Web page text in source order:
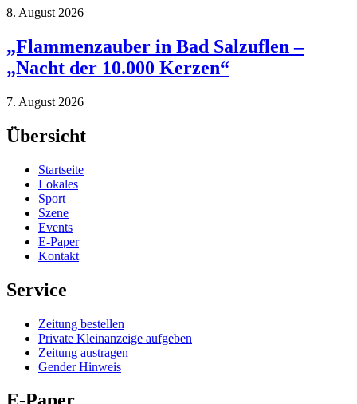
8. August 2026
„Flammenzauber in Bad Salzuflen –
„Nacht der 10.000 Kerzen“
7. August 2026
Übersicht
Startseite
Lokales
Sport
Szene
Events
E-Paper
Kontakt
Service
Zeitung bestellen
Private Kleinanzeige aufgeben
Zeitung austragen
Gender Hinweis